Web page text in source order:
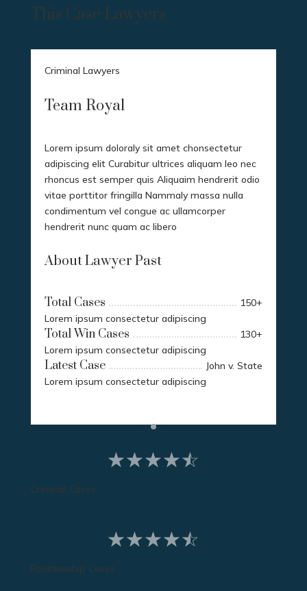
This Case Lawyers
Criminal Lawyers
Team Royal
Lorem ipsum doloraly sit amet chonsectetur
adipiscing elit Curabitur ultrices aliquam leo nec
rhoncus est semper quis Aliquaim hendrerit odio
vitae porttitor fringilla Nammaly massa nulla
condimentum vel congue ac ullamcorper
hendrerit nunc quam ac libero
About Lawyer Past
Total Cases 150+
Lorem ipsum consectetur adipiscing
Total Win Cases 130+
Lorem ipsum consectetur adipiscing
Latest Case
John v. State
Lorem ipsum consectetur adipiscing
☆☆☆☆☆
Criminal Cases
☆☆☆☆☆
Relationship Cases